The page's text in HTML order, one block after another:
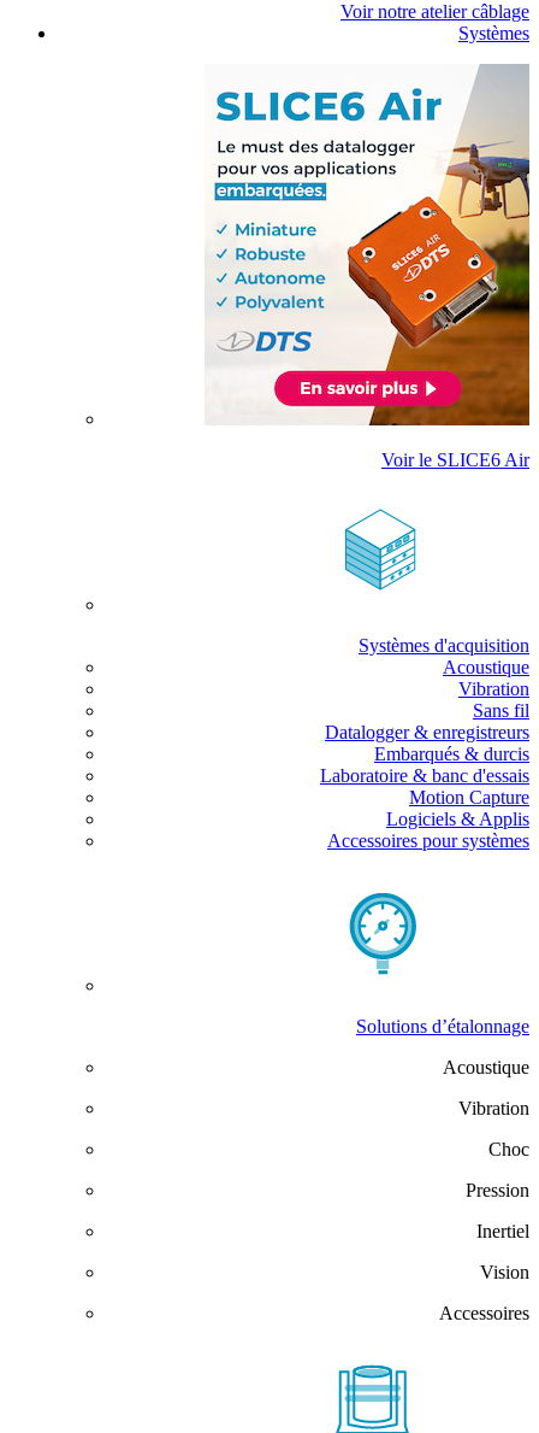
Voir notre atelier câblage
Systèmes
Voir le SLICE6 Air
Systèmes d'acquisition
Acoustique
Vibration
Sans fil
Datalogger & enregistreurs
Embarqués & durcis
Laboratoire & banc d'essais
Motion Capture
Logiciels & Applis
Accessoires pour systèmes
Solutions d’étalonnage
Acoustique
Vibration
Choc
Pression
Inertiel
Vision
Accessoires